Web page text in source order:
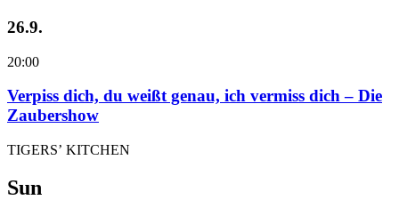
26.9.
20:00
Verpiss dich, du weißt genau, ich vermiss dich – Die
Zaubershow
TIGERS’ KITCHEN
Sun